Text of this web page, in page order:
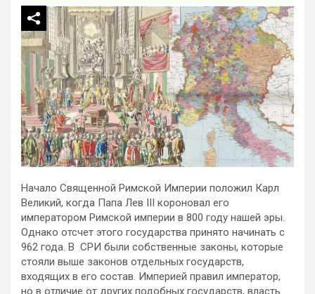
Начало Священной Римской Империи положил Карл
Великий, когда Папа Лев III короновал его
императором Римской империи в 800 году нашей эры.
Однако отсчет этого государства принято начинать с
962 года. В СРИ были собственные законы, которые
стояли выше законов отдельных государств,
входящих в его состав. Империей правил император,
но в отличие от других подобных государств, власть